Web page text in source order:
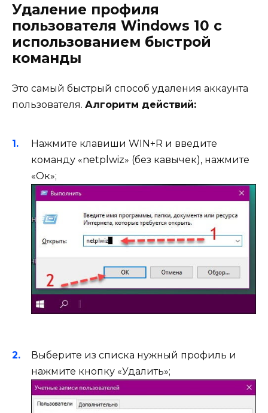
Удаление профиля
пользователя Windows 10 с
использованием быстрой
команды
Это самый быстрый способ удаления аккаунта
пользователя. Алгоритм действий:
Нажмите клавиши WIN+R и введите
команду «netplwiz» (без кавычек), нажмите
«Ок»;
Выберите из списка нужный профиль и
нажмите кнопку «Удалить»;